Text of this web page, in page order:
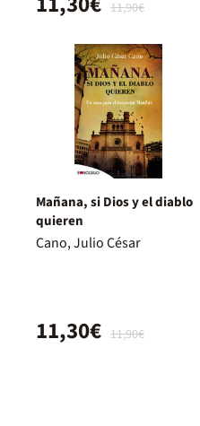
11,90€
Mañana, si Dios y el diablo
quieren
Cano, Julio César
11,90€
11,30€